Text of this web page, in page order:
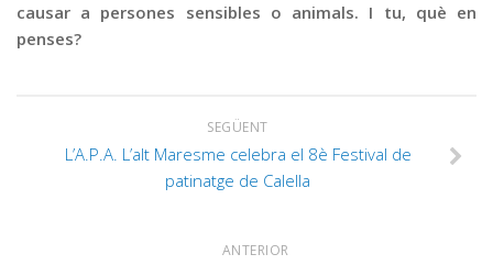
causar a persones sensibles o animals. I tu, què en
penses?
SEGÜENT
L’A.P.A. L’alt Maresme celebra el 8è Festival de
patinatge de Calella
ANTERIOR